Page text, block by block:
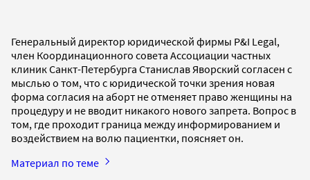
Генеральный директор юридической фирмы P&I Legal,
член Координационного совета Ассоциации частных
клиник Санкт-Петербурга Станислав Яворский согласен с
мыслью о том, что с юридической точки зрения новая
форма согласия на аборт не отменяет право женщины на
процедуру и не вводит никакого нового запрета. Вопрос в
том, где проходит граница между информированием и
воздействием на волю пациентки, поясняет он.
Материал по теме